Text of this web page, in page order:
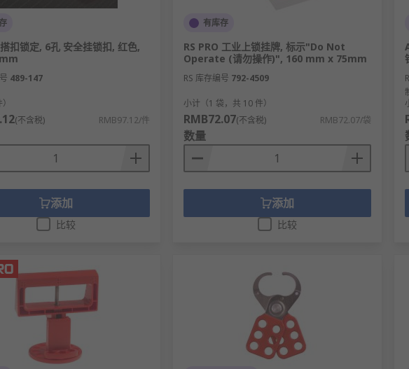
、
等多款不同锁挂牌规格、锁挂牌型号的产品供您挑选，您可以根据实际
现货24小时内发货，线上下单满额免运费。
扣锁定, 6孔 安全挂锁扣, 红色,
489-147
(不含税) RMB97.12/件
添加
比较
有库存
RS PRO 工业上锁挂牌, 标示"Do Not
Operate (请勿操作)", 160 mm x 75mm
RS 库存编号 792-4509
小计（1 袋，共 10 件）
RMB72.07(不含税) RMB72.07/袋
数量
添加
比较